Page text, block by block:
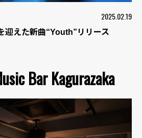
2025.02.19
迎えた新曲“Youth”リリース
Bar Kagurazaka